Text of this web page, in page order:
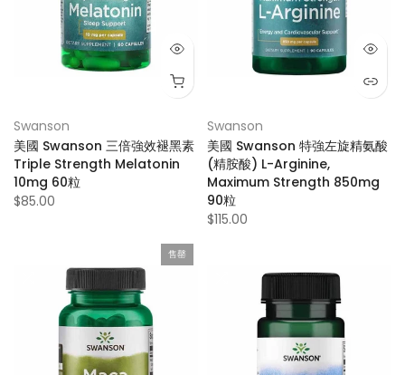
Swanson
美國 Swanson 三倍強效褪黑素
Triple Strength Melatonin
10mg 60粒
$85.00
Swanson
美國 Swanson 特強左旋精氨酸
(精胺酸) L-Arginine,
Maximum Strength 850mg
90粒
$115.00
售罄